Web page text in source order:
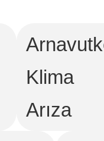
Klima
Arıza